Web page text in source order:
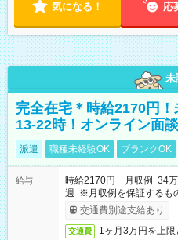
気になる！ 応
未
完全在宅＊時給2170円
13-22時！オンライン面談
派遣 職種未経験OK ブランクOK
給与
時給2170円 月収例 34万
週 ※月収例を保証するも
ービス利用可（利用条件有
交通費別途支給あり
交通費 1ヶ月3万円を上